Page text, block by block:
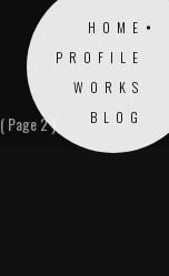
HOME
PROFILE
WORKS
BLOG
( Page 2 )